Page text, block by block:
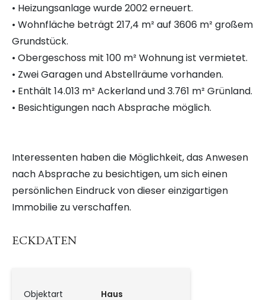
• Heizungsanlage wurde 2002 erneuert.
• Wohnfläche beträgt 217,4 m² auf 3606 m² großem
Grundstück.
• Obergeschoss mit 100 m² Wohnung ist vermietet.
• Zwei Garagen und Abstellräume vorhanden.
• Enthält 14.013 m² Ackerland und 3.761 m² Grünland.
• Besichtigungen nach Absprache möglich.
Interessenten haben die Möglichkeit, das Anwesen
nach Absprache zu besichtigen, um sich einen
persönlichen Eindruck von dieser einzigartigen
Immobilie zu verschaffen.
ECKDATEN
Objektart
Haus